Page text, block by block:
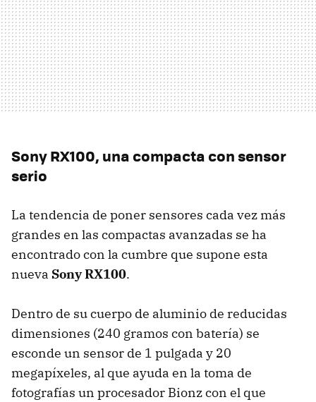
Sony RX100, una compacta con sensor
serio
La tendencia de poner sensores cada vez más
grandes en las compactas avanzadas se ha
encontrado con la cumbre que supone esta
nueva Sony RX100.
Dentro de su cuerpo de aluminio de reducidas
dimensiones (240 gramos con batería) se
esconde un sensor de 1 pulgada y 20
megapíxeles, al que ayuda en la toma de
fotografías un procesador Bionz con el que